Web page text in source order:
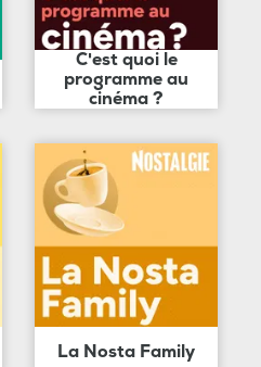
C'est quoi le
programme au
cinéma ?
La Nosta Family